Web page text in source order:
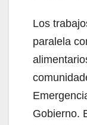
Los
paralela
Gobierno.